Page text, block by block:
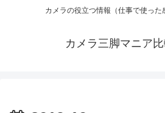
カメラの役立つ情報（仕事で使った
カメラ三脚マニア